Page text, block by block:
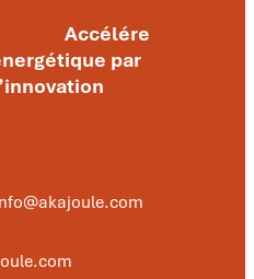
Accélére
par